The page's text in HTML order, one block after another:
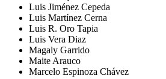
Luis Jiménez Cepeda
Luis Martínez Cerna
Luis R. Oro Tapia
Luis Vera Diaz
Magaly Garrido
Maite Arauco
Marcelo Espinoza Chávez